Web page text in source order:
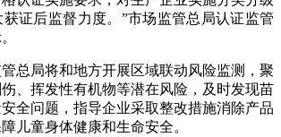
证后监督力度。”市场监管总局认证监管
局将和地方开展区域联动风险监测，聚
、挥发性有机物等潜在风险，及时发现苗
全问题，指导企业采取整改措施消除产品
儿童身体健康和生命安全。